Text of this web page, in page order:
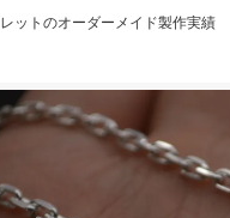
ットのオーダーメイド製作実績